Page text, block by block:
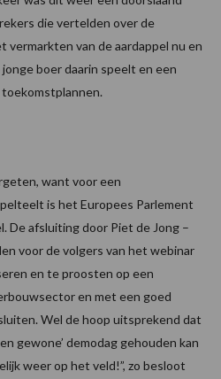
die vertelden over de
van de aardappel nu en
boer daarin speelt en een
want voor een
is het Europees Parlement
De afsluiting door Piet de Jong –
voor de volgers van het webinar
en te proosten op een
en met een goed
Wel de hoop uitsprekend dat
gewone’ demodag gehouden kan
weer op het veld!”, zo besloot